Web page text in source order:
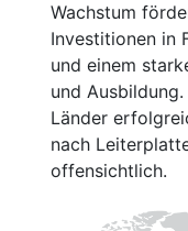
Wachstum
Investitionen in
und einem
und
Länder
nach
offensichtlich.